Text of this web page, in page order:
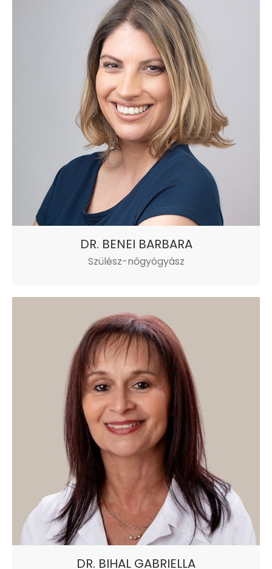
DR. BENEI BARBARA
Szülész-nőgyógyász
DR. BIHAL GABRIELLA